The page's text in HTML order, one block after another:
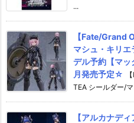
...
【Fate/Grand
マシュ・キリ
デル予約【マ
月発売予定☆
TEA シールダー/
【アルカナデ